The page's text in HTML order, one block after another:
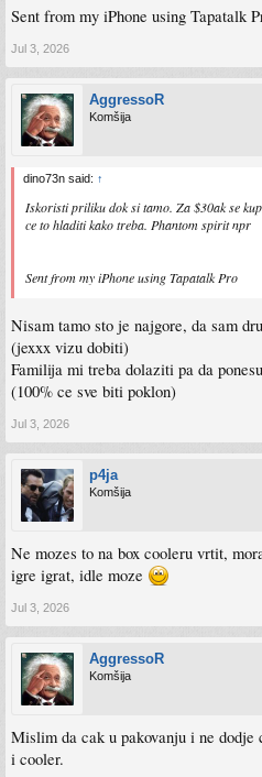
Sent from my iPhone using Tapatalk
Jul 3, 2026
AggressoR
Komšija
dino73n said: ↑
Iskoristi priliku dok si tamo. Za $30ak se
ce to hladiti kako treba. Phantom spirit npr
Sent from my iPhone using Tapatalk Pro
Nisam tamo sto je najgore, da sam
(jexxx vizu dobiti)
Familija mi treba dolaziti pa da
(100% ce sve biti poklon)
Jul 3, 2026
p4ja
Komšija
Ne mozes to na box cooleru vrtit,
igre igrat, idle moze
Jul 3, 2026
AggressoR
Komšija
Mislim da cak u pakovanju i ne dodje
i cooler.